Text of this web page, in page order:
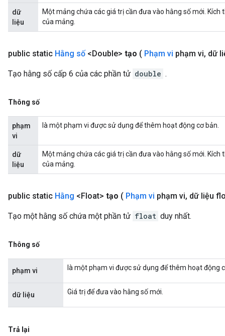
dữ
liệu
Một mảng chứa các giá trị cần đưa vào hằng số mới.
của mảng.
public static Hằng số<Double> tạo ( Phạm vi phạm vi, dữ
Tạo hằng số cấp 6 của các phần tử double .
Thông số
phạm
vi
là một phạm vi được sử dụng để thêm hoạt động cơ bản.
dữ
liệu
Một mảng chứa các giá trị cần đưa vào hằng số mới.
của mảng.
public static Hằng <Float> tạo ( Phạm vi phạm vi, dữ liệu
Tạo một hằng số chứa một phần tử float duy nhất.
Thông số
phạm vi là một phạm vi được sử dụng để thêm hoạt động
dữ liệu Giá trị để đưa vào hằng số mới.
Trả lại